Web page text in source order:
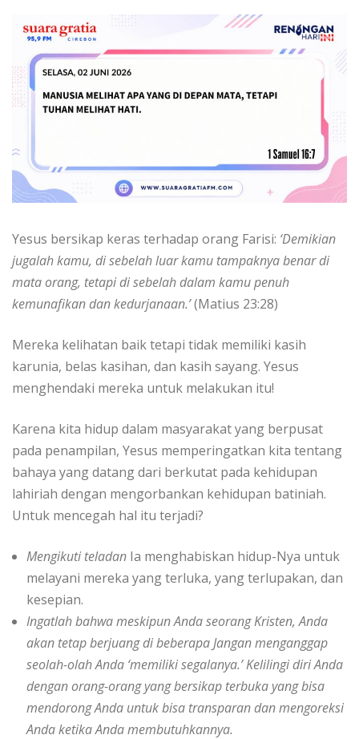
Yesus bersikap keras terhadap orang Farisi: ‘Demikian
jugalah kamu, di sebelah luar kamu tampaknya benar di
mata orang, tetapi di sebelah dalam kamu penuh
kemunafikan dan kedurjanaan.’(Matius 23:28)
Mereka kelihatan baik tetapi tidak memiliki kasih
karunia, belas kasihan, dan kasih sayang. Yesus
menghendaki mereka untuk melakukan itu!
Karena kita hidup dalam masyarakat yang berpusat
pada penampilan, Yesus memperingatkan kita tentang
bahaya yang datang dari berkutat pada kehidupan
lahiriah dengan mengorbankan kehidupan batiniah.
Untuk mencegah hal itu terjadi?
Mengikuti teladan Ia menghabiskan hidup-Nya untuk
melayani mereka yang terluka, yang terlupakan, dan
kesepian.
Ingatlah bahwa meskipun Anda seorang Kristen, Anda
akan tetap berjuang di beberapa Jangan menganggap
seolah-olah Anda ‘memiliki segalanya.’Kelilingi diri Anda
dengan orang-orangyangbersikap terbuka yangbisa
mendorongAnda untuk bisa transparan dan mengoreksi
Anda ketika Anda membutuhkannya.